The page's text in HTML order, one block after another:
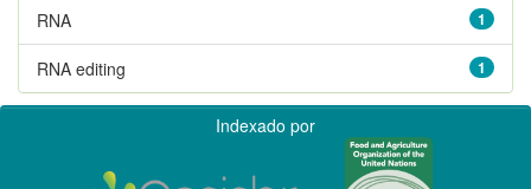
1
RNA
1
RNA editing
Indexado por